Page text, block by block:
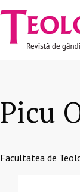
Mergi la conţinutul
Picu
Facultatea de